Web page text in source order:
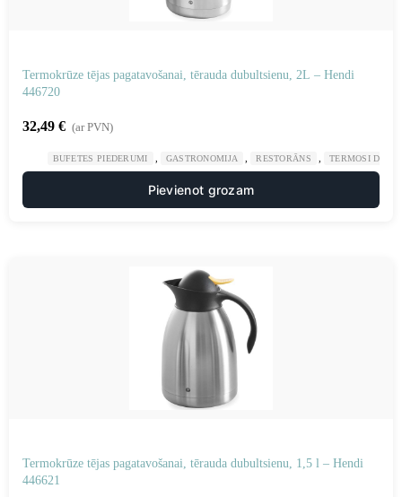
Termokrūze tējas pagatavošanai, tērauda dubultsienu, ​​2L – Hendi
446720
32,49 € (ar PVN)
BUFETES PIEDERUMI GASTRONOMIJA RESTORĀNS TERMOSI
Pievienot grozam
Termokrūze tējas pagatavošanai, tērauda dubultsienu, ​​1,5 l – Hendi
446621